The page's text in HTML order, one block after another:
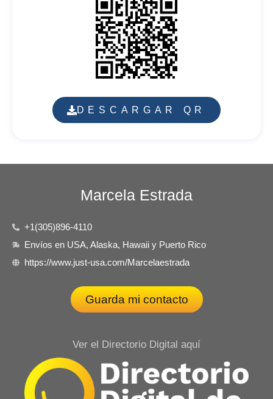
DESCARGAR QR
Marcela Estrada
+1(305)896-4110
Envíos en USA, Alaska, Hawaii y Puerto Rico
https://www.just-usa.com/Marcelaestrada
Guarda mi contacto
Ver el Directorio Digital aquí